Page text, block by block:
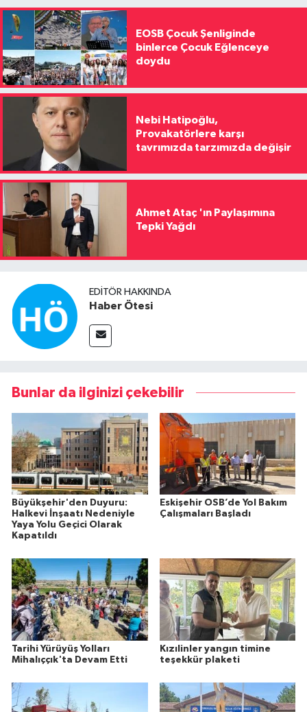
EOSB Çocuk Şenliginde
binlerce Çocuk Eğlenceye
doydu
Nebi Hatipoğlu,
Provakatörlere karşı
tavrımızda tarzımızda değişir
Ahmet Ataç 'ın Paylaşımına
Tepki Yağdı
EDITÖR HAKKINDA
Haber Ötesi
Bunlar da ilginizi çekebilir
Büyükşehir'den Duyuru:
Halkevi İnşaatı Nedeniyle
Yaya Yolu Geçici Olarak
Kapatıldı
Eskişehir OSB’de Yol Bakım
Çalışmaları Başladı
Tarihi Yürüyüş Yolları
Mihalıççık'ta Devam Etti
Kızılinler yangın timine
teşekkür plaketi